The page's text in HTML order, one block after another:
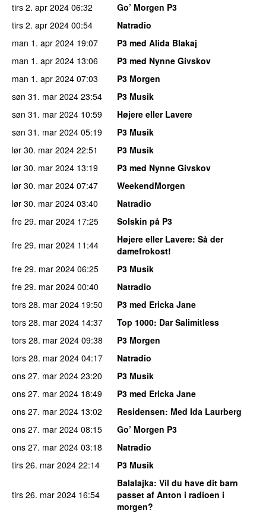
tirs 2. apr 2024 06:32
Go’ Morgen P3
tirs 2. apr 2024 00:54
Natradio
man 1. apr 2024 19:07
P3 med Alida Blakaj
man 1. apr 2024 13:06
P3 med Nynne Givskov
man 1. apr 2024 07:03
P3 Morgen
søn 31. mar 2024 23:54
P3 Musik
søn 31. mar 2024 10:59
Højere eller Lavere
søn 31. mar 2024 05:19
P3 Musik
lør 30. mar 2024 22:51
P3 Musik
lør 30. mar 2024 13:19
P3 med Nynne Givskov
lør 30. mar 2024 07:47
WeekendMorgen
lør 30. mar 2024 03:40
Natradio
fre 29. mar 2024 17:25
Solskin på P3
fre 29. mar 2024 11:44 Højere eller Lavere: Så der
damefrokost!
fre 29. mar 2024 06:25
P3 Musik
fre 29. mar 2024 00:40
Natradio
tors 28. mar 2024 19:50
P3 med Ericka Jane
tors 28. mar 2024 14:37 Top 1000: Dar Salimitless
tors 28. mar 2024 09:38
P3 Morgen
tors 28. mar 2024 04:17
Natradio
ons 27. mar 2024 23:20
P3 Musik
ons 27. mar 2024 18:49
P3 med Ericka Jane
ons 27. mar 2024 13:02 Residensen: Med Ida Laurberg
ons 27. mar 2024 08:15
Go’ Morgen P3
ons 27. mar 2024 03:18
Natradio
tirs 26. mar 2024 22:14 P3 Musik
tirs 26. mar 2024 16:54
Balalajka: Vil du have dit barn
passet af Anton i radioen i
morgen?